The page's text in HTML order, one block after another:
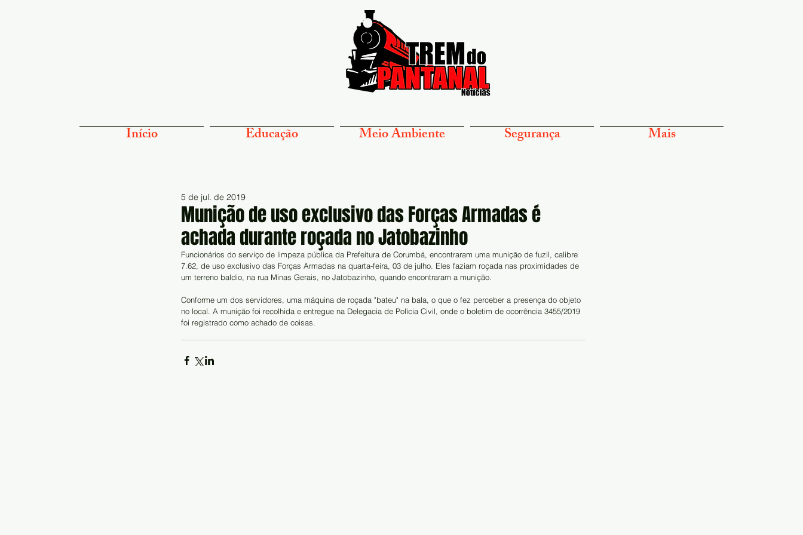
Início Educação Meio Ambiente Segurança Mais
Munição de uso exclusivo das Forças Armadas é
achada durante roçada no Jatobazinho
5 de jul. de 2019
Funcionários do serviço de limpeza pública da Prefeitura de Corumbá, encontraram uma munição de fuzil, calibre
7.62, de uso exclusivo das Forças Armadas na quarta-feira, 03 de julho. Eles faziam roçada nas proximidades de
um terreno baldio, na rua Minas Gerais, no Jatobazinho, quando encontraram a munição.
Conforme um dos servidores, uma máquina de roçada "bateu" na bala, o que o fez perceber a presença do objeto
no local. A munição foi recolhida e entregue na Delegacia de Polícia Civil, onde o boletim de ocorrência 3455/2019
foi registrado como achado de coisas.